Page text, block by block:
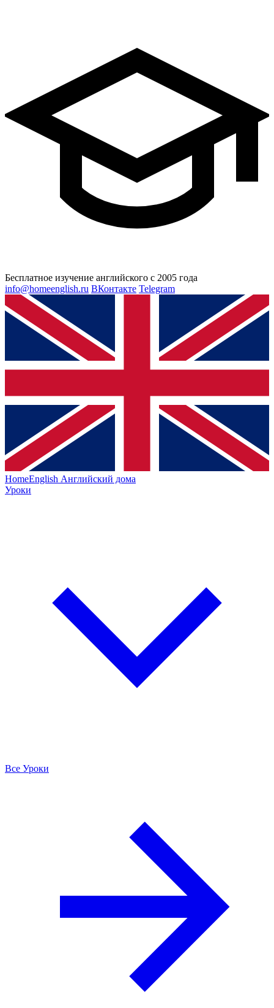
Бесплатное изучение английского с 2005 года
info@homeenglish.ru ВКонтакте Telegram
HomeEnglish Английский дома
Уроки
Все Уроки